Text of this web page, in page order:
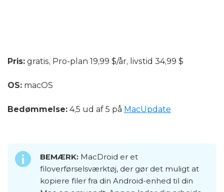
Pris: gratis, Pro-plan 19,99 $/år, livstid 34,99 $
OS: macOS
Bedømmelse: 4,5 ud af 5 på MacUpdate
BEMÆRK: MacDroid er et
filoverførselsværktøj, der gør det muligt at
kopiere filer fra din Android-enhed til din